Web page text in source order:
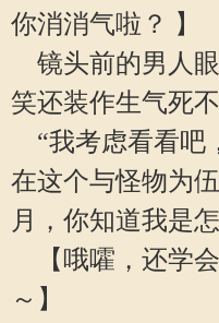
你消消气啦？ 】
镜头前的男人
笑还装作生气死不
“我考虑看看吧
在这个与怪物为
月，你知道我是
【哦嚯，还学
～】